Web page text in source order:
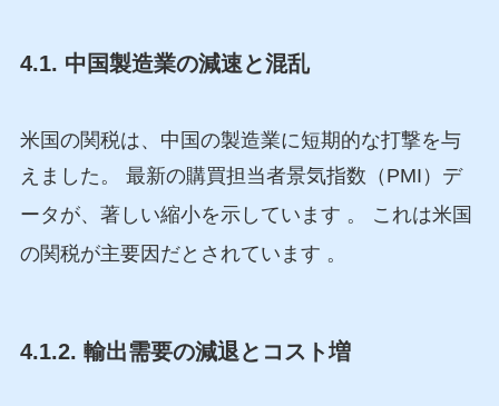
4.1. 中国製造業の減速と混乱
米国の関税は、中国の製造業に短期的な打撃を与
えました。 最新の購買担当者景気指数（PMI）デ
ータが、著しい縮小を示しています 。 これは米国
の関税が主要因だとされています 。
4.1.2. 輸出需要の減退とコスト増